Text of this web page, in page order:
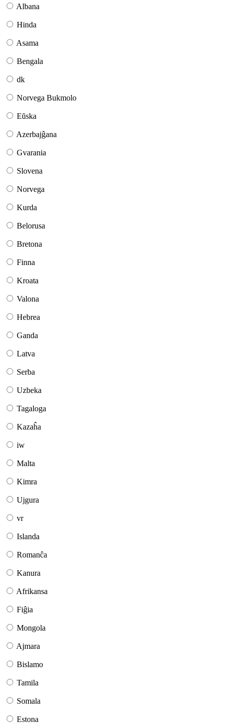
Albana
Hinda
Asama
Bengala
dk
Norvega Bukmolo
Eŭska
Azerbajĝana
Gvarania
Slovena
Norvega
Kurda
Belorusa
Bretona
Finna
Kroata
Valona
Hebrea
Ganda
Latva
Serba
Uzbeka
Tagaloga
Kazaĥa
iw
Malta
Kimra
Ujgura
vr
Islanda
Romanĉa
Kanura
Afrikansa
Fiĝia
Mongola
Ajmara
Bislamo
Tamila
Somala
Estona